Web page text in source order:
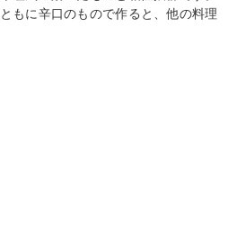
もに辛口のもので作ると、他の料理